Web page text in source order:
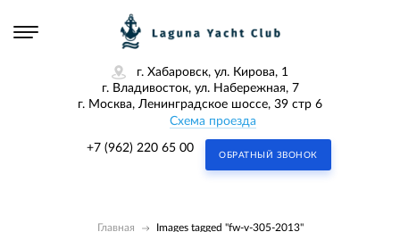
г. Хабаровск, ул. Кирова, 1
г. Владивосток, ул. Набережная, 7
г. Москва, Ленинградское шоссе, 39 стр 6
Схема проезда
+7 (962) 220 65 00
ОБРАТНЫЙ ЗВОНОК
Главная Images tagged "fw-v-305-2013"